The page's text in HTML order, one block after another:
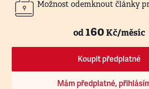
Možnost odemknout články
od160Kč/měsíc
Koupit předplatné
Mám předplatné,